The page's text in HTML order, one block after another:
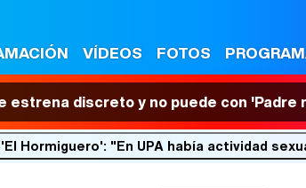
VÍDEOS FOTOS
estrena discreto y no puede con 'Padre
Hormiguero': "En UPA había actividad